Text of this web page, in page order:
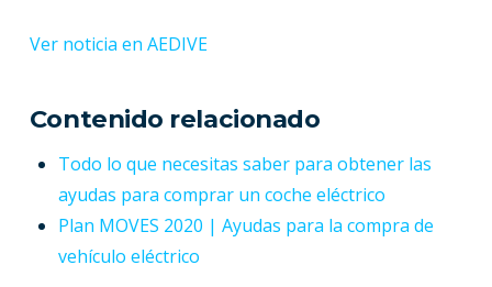
Ver noticia en AEDIVE
Contenido relacionado
Todo lo que necesitas saber para obtener las
ayudas para comprar un coche eléctrico
Plan MOVES 2020 | Ayudas para la compra de
vehículo eléctrico